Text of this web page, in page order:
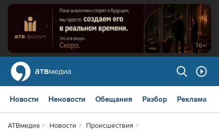
Новости Неновости Обещания Разбор Реклама
АТВмедиа Новости
Происшествия